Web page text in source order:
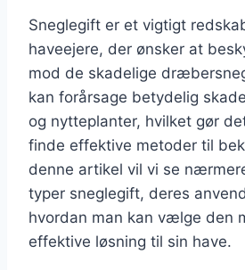
Sneglegift er et vigtigt
haveejere, der ønsker at
mod de skadelige
kan forårsage betydelig
og nytteplanter, hvilket gør
finde effektive metoder til
denne artikel vil vi se
typer sneglegift, deres
hvordan man kan vælge den
effektive løsning til sin have.